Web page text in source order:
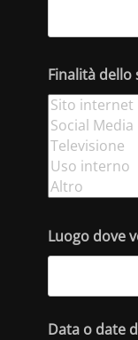
Finalità
Luogo dove
Data o date